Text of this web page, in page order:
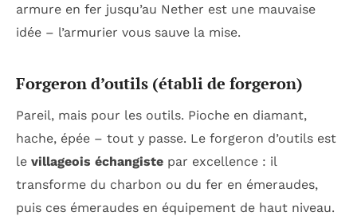
armure en fer jusqu’au Nether est une mauvaise
idée – l’armurier vous sauve la mise.
Forgeron d’outils (établi de forgeron)
Pareil, mais pour les outils. Pioche en diamant,
hache, épée – tout y passe. Le forgeron d’outils est
le villageois échangiste par excellence : il
transforme du charbon ou du fer en émeraudes,
puis ces émeraudes en équipement de haut niveau.